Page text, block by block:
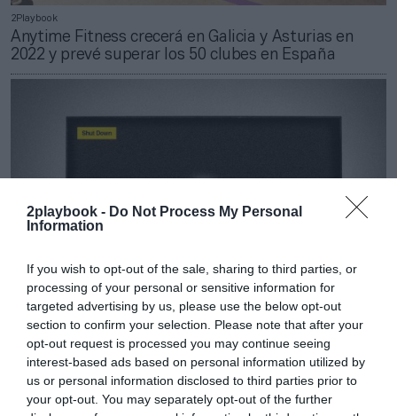
2playbook - Do Not Process My Personal
Information
If you wish to opt-out of the sale, sharing to third parties, or
processing of your personal or sensitive information for
targeted advertising by us, please use the below opt-out
section to confirm your selection. Please note that after your
opt-out request is processed you may continue seeing
interest-based ads based on personal information utilized by
us or personal information disclosed to third parties prior to
your opt-out. You may separately opt-out of the further
2Playbook
Anytime Fitness crecerá en Galicia y Asturias en
2022 y prevé superar los 50 clubes en España
Patricia López
‘Home fitness’ vs ‘back to normal’: el entreno en
casa se desinfla tras año y medio de Covid-19
Publicidad